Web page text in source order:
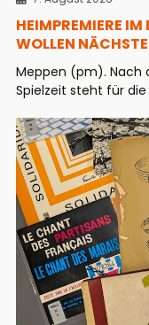
HEIMPREMIERE IM
WOLLEN
Meppen (pm). Nach
Spielzeit steht für die